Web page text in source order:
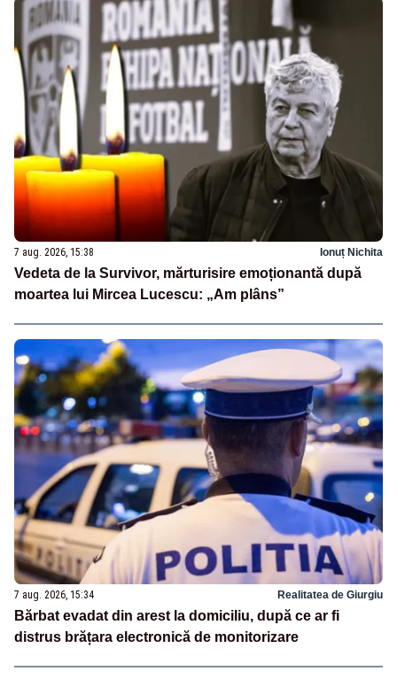
7 aug. 2026, 15:38 Ionuț Nichita
Vedeta de la Survivor, mărturisire emoționantă după
moartea lui Mircea Lucescu: „Am plâns”
7 aug. 2026, 15:34 Realitatea de Giurgiu
Bărbat evadat din arest la domiciliu, după ce ar fi
distrus brățara electronică de monitorizare